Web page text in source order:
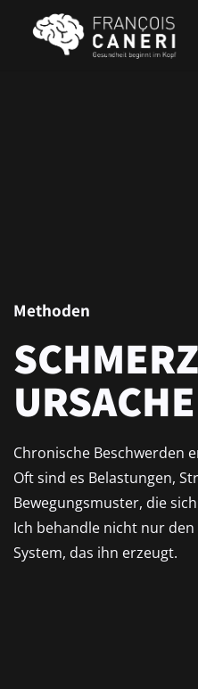
Methoden
URSACHE
Chronische Beschwerden
Oft sind es Belastungen,
Bewegungsmuster, die
Ich behandle nicht nur
System, das ihn erzeugt.